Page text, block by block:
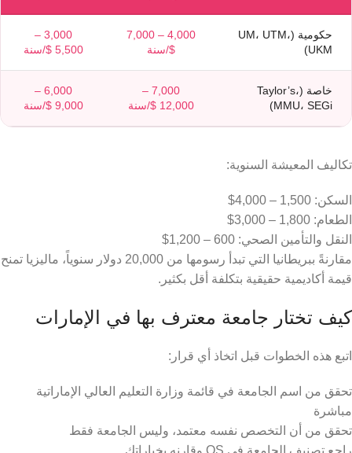
حكومية (UM، UTM،
UKM)
4,000 – 7,000
$/سنة
3,000 –
5,500 $/سنة
خاصة (Taylor’s،
MMU، SEGi)
7,000 –
12,000 $/سنة
6,000 –
9,000 $/سنة
تكاليف المعيشة السنوية:
السكن: 1,500 – 4,000$
الطعام: 1,800 – 3,000$
النقل والتأمين الصحي: 600 – 1,200$
مقارنةً ببريطانيا التي تبدأ رسومها من 20,000 دولار سنوياً، ماليزيا تمنح
قيمة أكاديمية حقيقية بتكلفة أقل بكثير.
كيف تختار جامعة معترف بها في الإمارات
اتبع هذه الخطوات قبل اتخاذ أي قرار:
تحقق من اسم الجامعة في قائمة وزارة التعليم العالي الإماراتية
مباشرة
تحقق من أن التخصص نفسه معتمد، وليس الجامعة فقط
راجع تصنيف الجامعة في QS وقارنه بخياراتك